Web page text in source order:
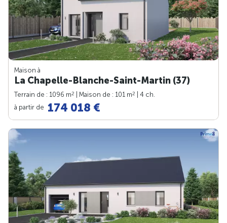
Maison à
La Chapelle-Blanche-Saint-Martin (37)
Terrain de : 1096 m2 | Maison de : 101 m2
| 4 ch.
à partir de 174 018 €